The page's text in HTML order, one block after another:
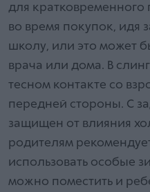
для
во время покупок, идя
школу, или это может
врача или дома. В
тесном контакте со
передней стороны. С
защищен от влияния
родителям
использовать особые
можно поместить и